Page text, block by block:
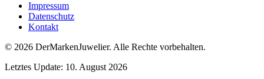
Impressum
Datenschutz
Kontakt
© 2026 DerMarkenJuwelier. Alle Rechte vorbehalten.
Letztes Update: 10. August 2026